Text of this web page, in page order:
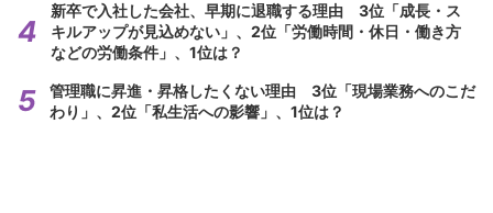
新卒で入社した会社、早期に退職する理由 3位「成長・ス
キルアップが見込めない」、2位「労働時間・休日・働き方
などの労働条件」、1位は？
管理職に昇進・昇格したくない理由 3位「現場業務へのこだ
わり」、2位「私生活への影響」、1位は？